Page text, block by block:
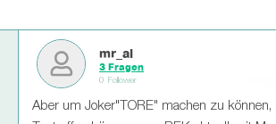
mr_al
3 Fragen
0 Follower
Aber um Joker"TORE" machen zu